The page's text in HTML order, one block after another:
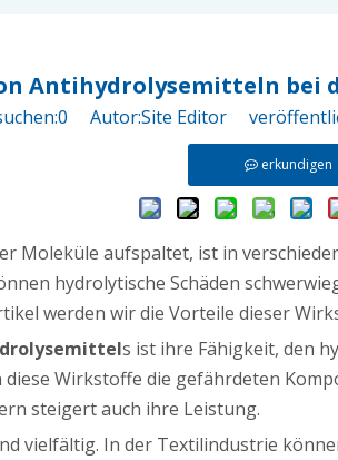
Antihydrolysemitteln bei
0 Autor:Site Editor
erkundigen
Moleküle aufspaltet, ist in
hydrolytische Schäden
werden wir die Vorteile dieser
s ist ihre Fähigkeit, den
Wirkstoffe die gefährdeten
steigert auch ihre Leistung.
vielfältig. In der Textilindustrie